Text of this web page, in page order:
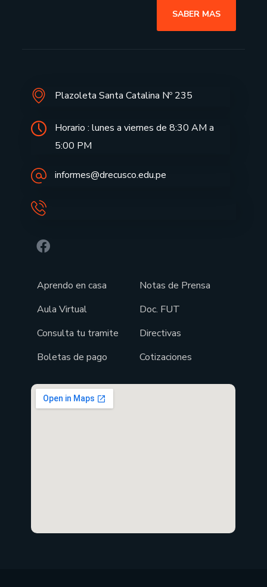
SABER MAS
Plazoleta Santa Catalina Nº 235
Horario : lunes a viernes de 8:30 AM a
5:00 PM
informes@drecusco.edu.pe
Aprendo en casa
Aula Virtual
Consulta tu tramite
Boletas de pago
Notas de Prensa
Doc. FUT
Directivas
Cotizaciones